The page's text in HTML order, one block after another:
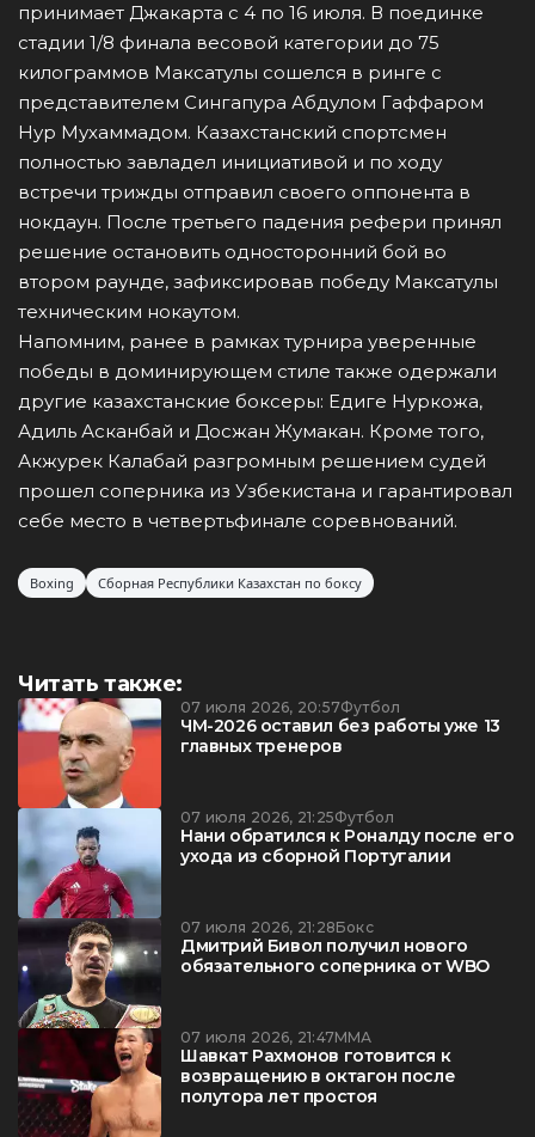
принимает Джакарта с 4 по 16 июля. В поединке
стадии 1/8 финала весовой категории до 75
килограммов Максатулы сошелся в ринге с
представителем Сингапура Абдулом Гаффаром
Нур Мухаммадом. Казахстанский спортсмен
полностью завладел инициативой и по ходу
встречи трижды отправил своего оппонента в
нокдаун. После третьего падения рефери принял
решение остановить односторонний бой во
втором раунде, зафиксировав победу Максатулы
техническим нокаутом.
Напомним, ранее в рамках турнира уверенные
победы в доминирующем стиле также одержали
другие казахстанские боксеры: Едиге Нуркожа,
Адиль Асканбай и Досжан Жумакан. Кроме того,
Акжурек Калабай разгромным решением судей
прошел соперника из Узбекистана и гарантировал
себе место в четвертьфинале соревнований.
Boxing Сборная Республики Казахстан по боксу
Читать также:
07 июля 2026, 20:57Футбол
ЧМ-2026 оставил без работы уже 13
главных тренеров
07 июля 2026, 21:25Футбол
Нани обратился к Роналду после его
ухода из сборной Португалии
07 июля 2026, 21:28Бокс
Дмитрий Бивол получил нового
обязательного соперника от WBO
07 июля 2026, 21:47ММА
Шавкат Рахмонов готовится к
возвращению в октагон после
полутора лет простоя